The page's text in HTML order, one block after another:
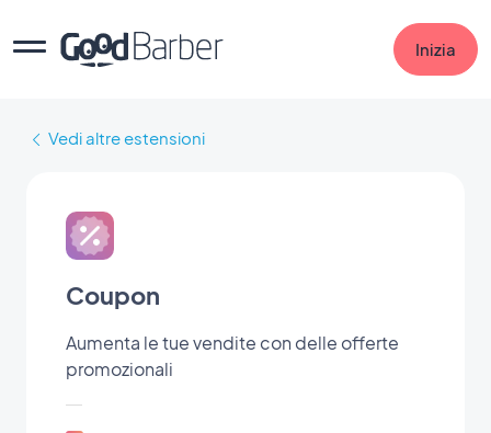
Inizia
Vedi altre estensioni
Coupon
Aumenta le tue vendite con delle offerte
promozionali